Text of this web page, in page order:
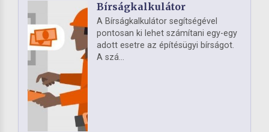
Bírságkalkulátor
A Bírságkalkulátor segítségével
pontosan ki lehet számítani egy-egy
adott esetre az építésügyi bírságot.
A szá...